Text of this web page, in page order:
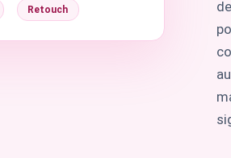
Retouch